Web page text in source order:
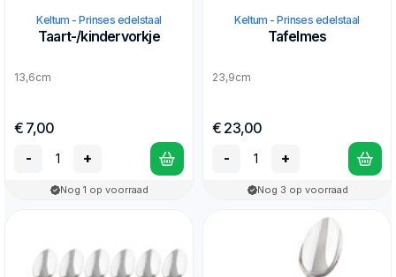
Keltum - Prinses edelstaal
Taart-/kindervorkje
13,6cm
€ 7,00
-
+
Nog 1 op voorraad
Keltum - Prinses edelstaal
Tafelmes
23,9cm
€ 23,00
-
+
Nog 3 op voorraad